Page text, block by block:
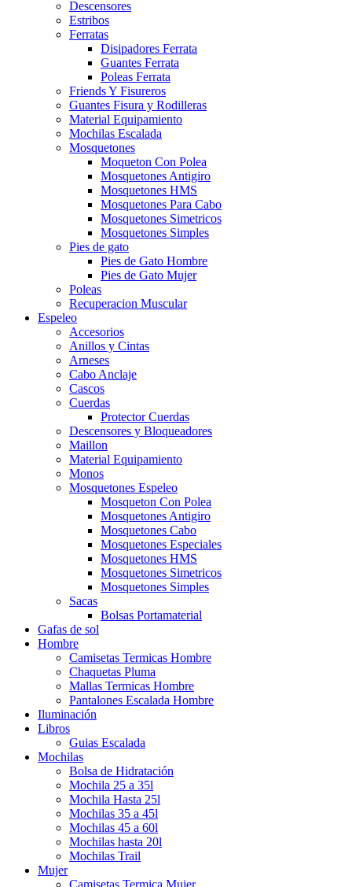
Descensores
Estribos
Ferratas
Disipadores Ferrata
Guantes Ferrata
Poleas Ferrata
Friends Y Fisureros
Guantes Fisura y Rodilleras
Material Equipamiento
Mochilas Escalada
Mosquetones
Moqueton Con Polea
Mosquetones Antigiro
Mosquetones HMS
Mosquetones Para Cabo
Mosquetones Simetricos
Mosquetones Simples
Pies de gato
Pies de Gato Hombre
Pies de Gato Mujer
Poleas
Recuperacion Muscular
Espeleo
Accesorios
Anillos y Cintas
Arneses
Cabo Anclaje
Cascos
Cuerdas
Protector Cuerdas
Descensores y Bloqueadores
Maillon
Material Equipamiento
Monos
Mosquetones Espeleo
Mosqueton Con Polea
Mosquetones Antigiro
Mosquetones Cabo
Mosquetones Especiales
Mosquetones HMS
Mosquetones Simetricos
Mosquetones Simples
Sacas
Bolsas Portamaterial
Gafas de sol
Hombre
Camisetas Termicas Hombre
Chaquetas Pluma
Mallas Termicas Hombre
Pantalones Escalada Hombre
Iluminación
Libros
Guias Escalada
Mochilas
Bolsa de Hidratación
Mochila 25 a 35l
Mochila Hasta 25l
Mochilas 35 a 45l
Mochilas 45 a 60l
Mochilas hasta 20l
Mochilas Trail
Mujer